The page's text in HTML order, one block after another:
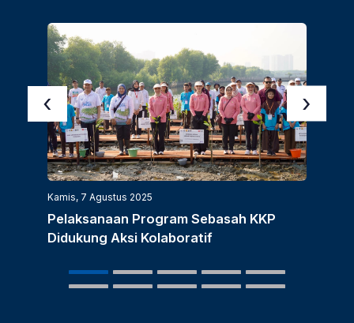
Kamis, 7 Agustus 2025
Pelaksanaan Program Sebasah KKP
Didukung Aksi Kolaboratif
‹ ›